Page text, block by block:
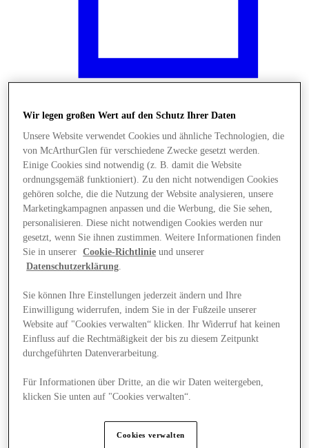
Stores
Wir legen großen Wert auf den Schutz Ihrer Daten
Unsere Website verwendet Cookies und ähnliche Technologien, die
von McArthurGlen für verschiedene Zwecke gesetzt werden.
Einige Cookies sind notwendig (z. B. damit die Website
ordnungsgemäß funktioniert). Zu den nicht notwendigen Cookies
gehören solche, die die Nutzung der Website analysieren, unsere
Marketingkampagnen anpassen und die Werbung, die Sie sehen,
personalisieren. Diese nicht notwendigen Cookies werden nur
gesetzt, wenn Sie ihnen zustimmen. Weitere Informationen finden
Sie in unserer
Cookie-Richtlinie und unserer
Datenschutzerklärung.
Sie können Ihre Einstellungen jederzeit ändern und Ihre
Einwilligung widerrufen, indem Sie in der Fußzeile unserer
Website auf "Cookies verwalten“ klicken. Ihr Widerruf hat keinen
Einfluss auf die Rechtmäßigkeit der bis zu diesem Zeitpunkt
durchgeführten Datenverarbeitung.
Für Informationen über Dritte, an die wir Daten weitergeben,
klicken Sie unten auf "Cookies verwalten“.
Cookies verwalten